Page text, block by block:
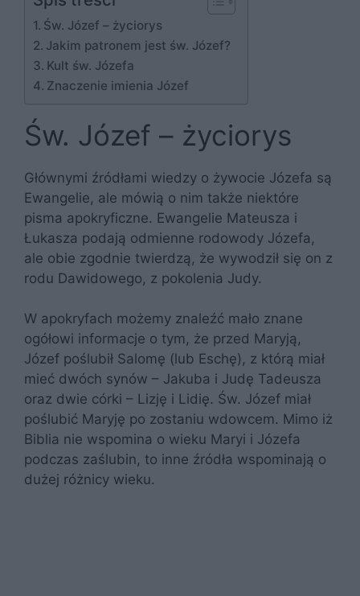
Św. Józef – życiorys
Jakim patronem jest św. Józef?
Kult św. Józefa
Znaczenie imienia Józef
Św. Józef – życiorys
Głównymi źródłami wiedzy o żywocie Józefa są
Ewangelie, ale mówią o nim także niektóre
pisma apokryficzne. Ewangelie Mateusza i
Łukasza podają odmienne rodowody Józefa,
ale obie zgodnie twierdzą, że wywodził się on z
rodu Dawidowego, z pokolenia Judy.
W apokryfach możemy znaleźć mało znane
ogółowi informacje o tym, że przed Maryją,
Józef poślubił Salomę (lub Eschę), z którą miał
mieć dwóch synów – Jakuba i Judę Tadeusza
oraz dwie córki – Lizję i Lidię. Św. Józef miał
poślubić Maryję po zostaniu wdowcem. Mimo iż
Biblia nie wspomina o wieku Maryi i Józefa
podczas zaślubin, to inne źródła wspominają o
dużej różnicy wieku.